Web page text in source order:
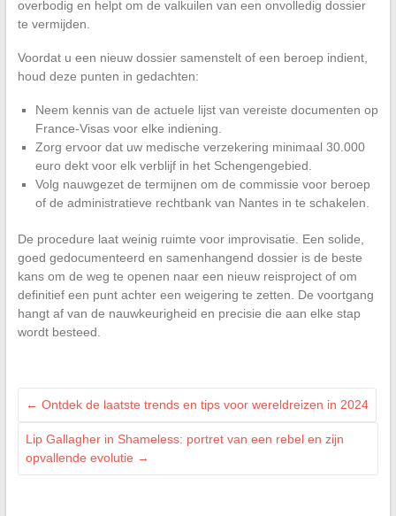
overbodig en helpt om de valkuilen van een onvolledig dossier
te vermijden.
Voordat u een nieuw dossier samenstelt of een beroep indient,
houd deze punten in gedachten:
Neem kennis van de actuele lijst van vereiste documenten op
France-Visas voor elke indiening.
Zorg ervoor dat uw medische verzekering minimaal 30.000
euro dekt voor elk verblijf in het Schengengebied.
Volg nauwgezet de termijnen om de commissie voor beroep
of de administratieve rechtbank van Nantes in te schakelen.
De procedure laat weinig ruimte voor improvisatie. Een solide,
goed gedocumenteerd en samenhangend dossier is de beste
kans om de weg te openen naar een nieuw reisproject of om
definitief een punt achter een weigering te zetten. De voortgang
hangt af van de nauwkeurigheid en precisie die aan elke stap
wordt besteed.
← Ontdek de laatste trends en tips voor wereldreizen in 2024
Lip Gallagher in Shameless: portret van een rebel en zijn
opvallende evolutie →